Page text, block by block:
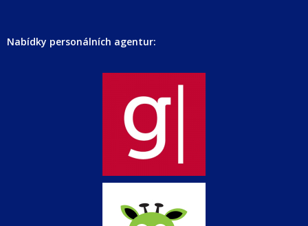
Nabídky personálních agentur: